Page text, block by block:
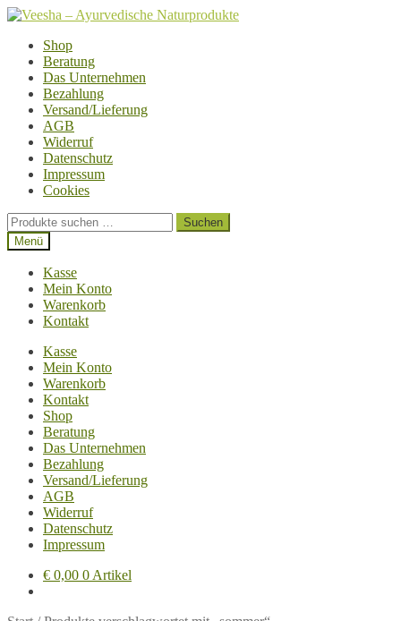
Zur
springen
Zum
springenShop
Beratung
Das Unternehmen
Bezahlung
Versand/Lieferung
AGB
Widerruf
Datenschutz
Impressum
Cookies
Suchen
nach:
Suchen
Menü
Kasse
Mein Konto
Warenkorb
Kontakt
Kasse
Mein Konto
Warenkorb
Kontakt
Shop
Beratung
Das Unternehmen
Bezahlung
Versand/Lieferung
AGB
Widerruf
Datenschutz
Impressum
€ 0,00 0 Artikel